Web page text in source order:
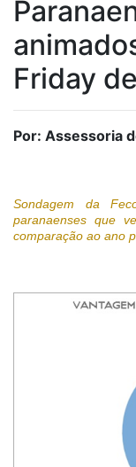
Friday
Por: Assessoria
Sondagem da
paranaenses que
comparação ao ano